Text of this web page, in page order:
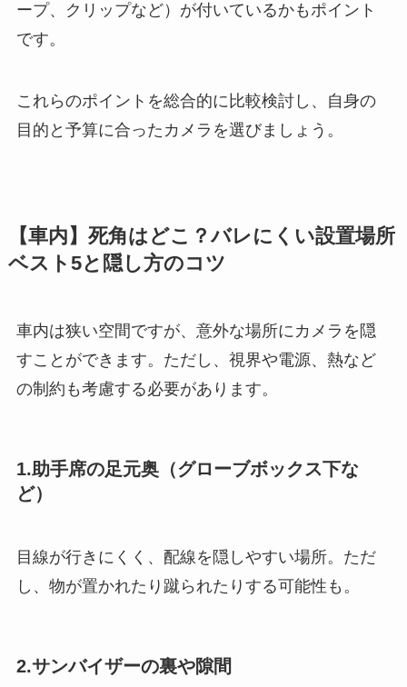
ープ、クリップなど）が付いているかもポイント
です。
これらのポイントを総合的に比較検討し、自身の
目的と予算に合ったカメラを選びましょう。
【車内】死角はどこ？バレにくい設置場所
ベスト5と隠し方のコツ
車内は狭い空間ですが、意外な場所にカメラを隠
すことができます。ただし、視界や電源、熱など
の制約も考慮する必要があります。
1.助手席の足元奥（グローブボックス下な
ど）
目線が行きにくく、配線を隠しやすい場所。ただ
し、物が置かれたり蹴られたりする可能性も。
2.サンバイザーの裏や隙間